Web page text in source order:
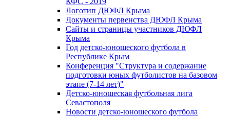
Логотип ДЮФЛ Крыма
Документы первенства ДЮФЛ Крыма
Сайты и страницы участников ДЮФЛ
Крыма
Год детско-юношеского футбола в
Республике Крым
Конференция "Структура и содержание
подготовки юных футболистов на базовом
этапе (7-14 лет)"
Детско-юношеская футбольная лига
Севастополя
Новости детско-юношеского футбола